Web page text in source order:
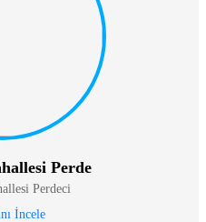
Perde
Perdeci
İncele